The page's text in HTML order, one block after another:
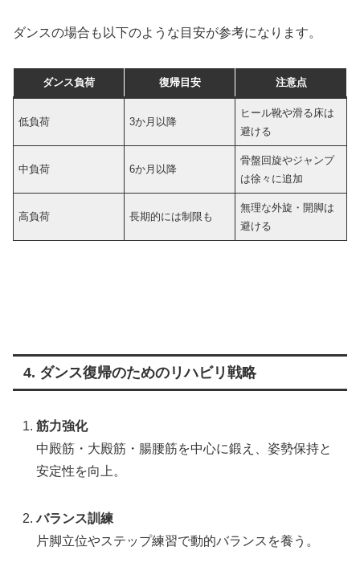
ダンスの場合も以下のような目安が参考になります。
ダンス負荷 復帰目安 注意点
低負荷 3か月以降
ヒール靴や滑る床は
避ける
中負荷 6か月以降
骨盤回旋やジャンプ
は徐々に追加
高負荷 長期的には制限も
無理な外旋・開脚は
避ける
4. ダンス復帰のためのリハビリ戦略
筋力強化
中殿筋・大殿筋・腸腰筋を中心に鍛え、姿勢保持と
安定性を向上。
バランス訓練
片脚立位やステップ練習で動的バランスを養う。